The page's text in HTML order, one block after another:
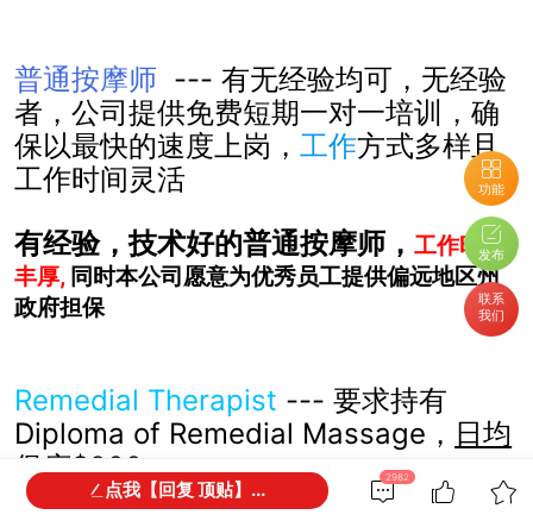
功能
发布
联系
我们
普通按摩师 --- 有无经验均可， 无经验
者，公司提供免费短期一对一培训，确
保以最快的速度上岗，工作方式多样且
工作时间灵活
有经验，技术好的普通按摩师 ，工作时薪
丰厚, 同时本公司愿意为优秀员工提供偏远地区州
政府担保
Remedial Therapist --- 要求持有
Diploma of Remedial Massage， 日均
保底$200 2982
点我【回复 顶贴】...